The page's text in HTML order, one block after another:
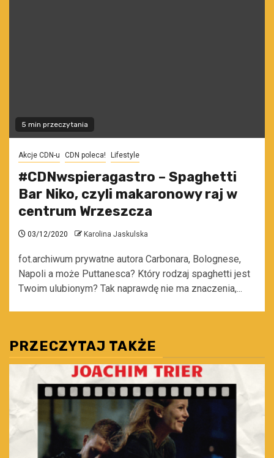
5 min przeczytania
Akcje CDN-u CDN poleca! Lifestyle
#CDNwspieragastro – Spaghetti
Bar Niko, czyli makaronowy raj w
centrum Wrzeszcza
03/12/2020 Karolina Jaskulska
fot.archiwum prywatne autora Carbonara, Bolognese,
Napoli a może Puttanesca? Który rodzaj spaghetti jest
Twoim ulubionym? Tak naprawdę nie ma znaczenia,...
PRZECZYTAJ TAKŻE